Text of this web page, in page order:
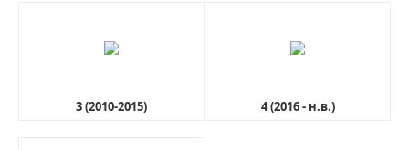
3 (2010-2015) 4 (2016 - н.в.)